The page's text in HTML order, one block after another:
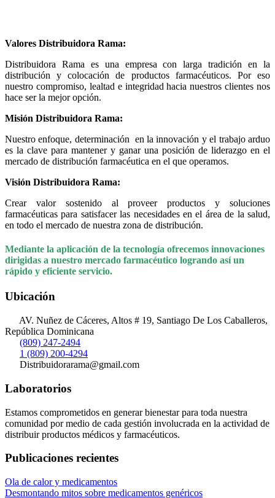
Valores Distribuidora Rama:
Distribuidora Rama es una empresa con larga tradición en la
distribución y colocación de productos farmacéuticos. Por eso
nuestro compromiso, lealtad e integridad hacia nuestros clientes nos
hace ser la mejor opción.
Misión Distribuidora Rama:
Nuestro enfoque, determinación en la innovación y el trabajo arduo
es la clave para mantener y ganar una posición de liderazgo en el
mercado de distribución farmacéutica en el que operamos.
Visión Distribuidora Rama:
Crear valor sostenido al proveer productos y soluciones
farmacéuticas para satisfacer las necesidades en el área de la salud,
en todo el mercado de nuestra zona de distribución.
Mediante la aplicación de la tecnología ofrecemos innovaciones
dirigidas a nuestro mercado farmacéutico logrando así un
rápido y eficiente servicio.
Ubicación
AV. Nuñez de Cáceres, Altos # 19, Santiago De Los Caballeros,
República Dominicana
(809) 247-2494
1 (809) 200-4294
Distribuidorarama@gmail.com
Laboratorios
Estamos comprometidos en generar bienestar para toda nuestra
comunidad por medio de cada gestión involucrada en la actividad de
distribuir productos médicos y farmacéuticos.
Publicaciones recientes
Ola de calor y medicamentos
Desmontando mitos sobre medicamentos genéricos